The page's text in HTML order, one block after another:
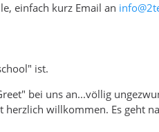
einfach kurz Email an
ist.
bei uns an...völlig
willkommen. Es geht